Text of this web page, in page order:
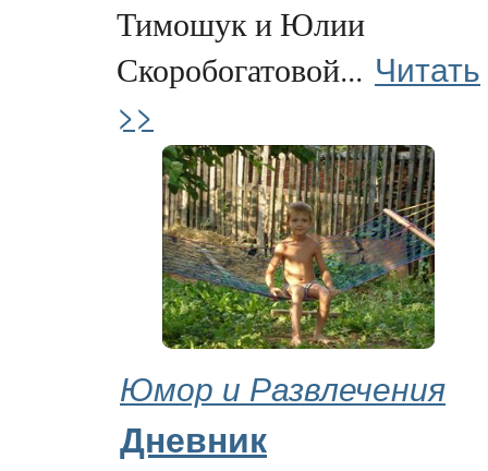
Тимошук и Юлии
Скоробогатовой... Читать
>>
Юмор и Развлечения
Дневник